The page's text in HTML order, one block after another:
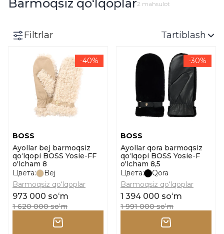
Barmoqsiz qo‘lqoplar2 mahsulot
Filtrlar Tartiblash
-40%
BOSS
Ayollar bej barmoqsiz
qo‘lqopi BOSS Yosie-FF
o'lcham 8
Цвета:
Bej
Barmoqsiz qo‘lqoplar
973 000 soʻm
1 620 000 soʻm
-30%
BOSS
Ayollar qora barmoqsiz
qo‘lqopi BOSS Yosie-F
o'lcham 8,5
Цвета:
Qora
Barmoqsiz qo‘lqoplar
1 394 000 soʻm
1 991 000 soʻm